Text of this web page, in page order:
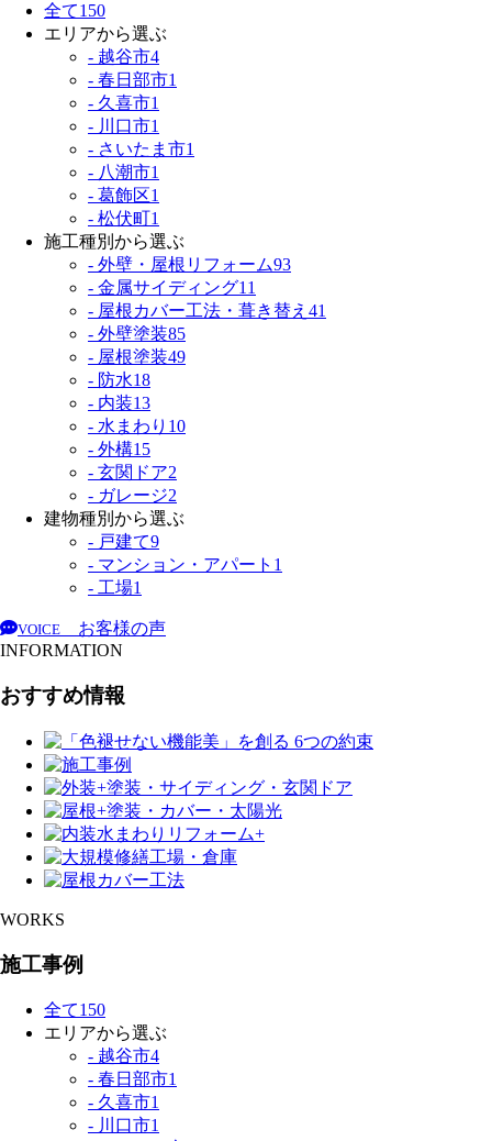
全て150
エリアから選ぶ
- 越谷市4
- 春日部市1
- 久喜市1
- 川口市1
- さいたま市1
- 八潮市1
- 葛飾区1
- 松伏町1
施工種別から選ぶ
- 外壁・屋根リフォーム93
- 金属サイディング11
- 屋根カバー工法・葺き替え 41
- 外壁塗装85
- 屋根塗装49
- 防水18
- 内装13
- 水まわり 10
- 外構15
- 玄関ドア2
- ガレージ2
建物種別から選ぶ
- 戸建て9
- マンション・アパート 1
- 工場1
VOICE
お客様の声
INFORMATION
おすすめ情報
WORKS
施工事例
全て150
エリアから選ぶ
- 越谷市4
- 春日部市1
- 久喜市1
- 川口市1